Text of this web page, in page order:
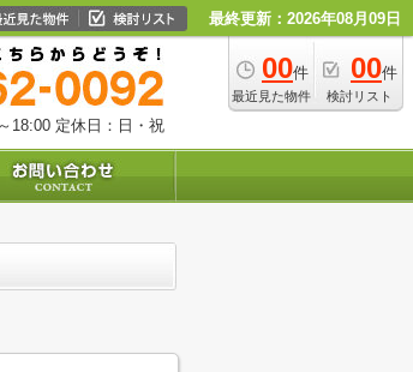
最終更新：2026年08月09日
00件
最近見た物件
00件
検討リスト
18:00 定休日：日・祝